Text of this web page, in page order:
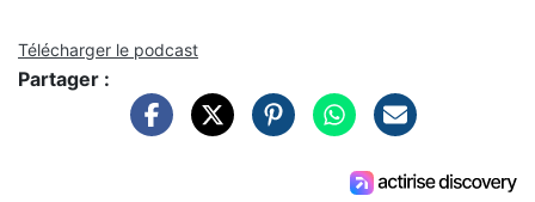
Télécharger le podcast
Partager :